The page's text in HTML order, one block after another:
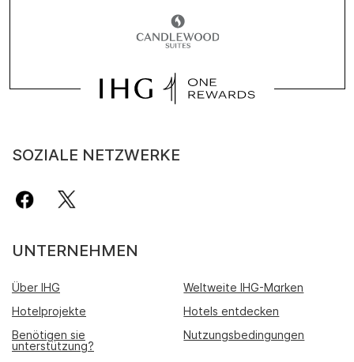
SOZIALE NETZWERKE
UNTERNEHMEN
Über IHG
Weltweite IHG-Marken
Hotelprojekte
Hotels entdecken
Benötigen sie
unterstützung?
Nutzungsbedingungen